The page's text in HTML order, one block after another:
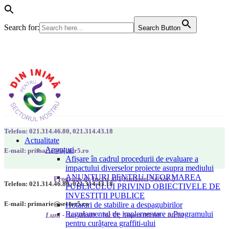
Search for: Search Button
Actualitate
Anunțuri
Afișare în cadrul procedurii de evaluare a
impactului diverselor proiecte asupra mediului
ANUNȚURI PENTRU INFORMAREA
PUBLICULUI PRIVIND OBIECTIVELE DE
INVESTIȚII PUBLICE
Hotarari de stabilire a despagubirilor
Regulamentul de implementare a Programului
pentru curățarea graffiti-ului
Telefon: 021.314.46.80, 021.314.43.18
E-mail: primarie@sector5.ro
Program de lucru al Primăriei Sector 5
Luni - Joi 08:00 - 16:30; Vineri 08:00 - 14:00
Telefon: 021.314.46.80, 021.314.43.18
E-mail: primarie@sector5.ro